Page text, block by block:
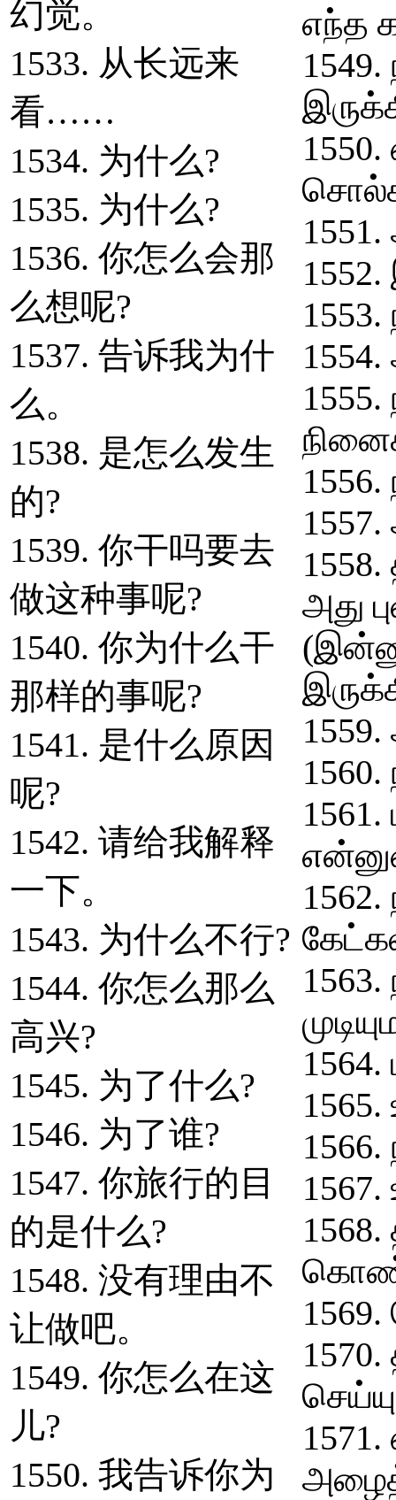
幻觉。
1533. 从长远来
看……
1534. 为什么?
1535. 为什么?
1536. 你怎么会那
么想呢?
1537. 告诉我为什
么。
1538. 是怎么发生
的?
1539. 你干吗要去
做这种事呢?
1540. 你为什么干
那样的事呢?
1541. 是什么原因
呢?
1542. 请给我解释
一下。
1543. 为什么不行?
1544. 你怎么那么
高兴?
1545. 为了什么?
1546. 为了谁?
1547. 你旅行的目
的是什么?
1548. 没有理由不
让做吧。
1549. 你怎么在这
儿?
1550. 我告诉你为
எந்த
1558.
அது